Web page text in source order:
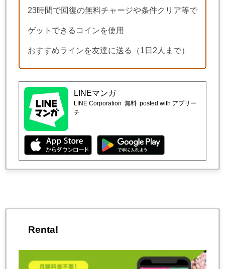
23時間で回復の無料チャージや条件クリア等で
ゲットできるコインを使用
おすすめラインを友達に送る（1日2人まで）
LINEマンガ
LINE Corporation 無料 posted with アプリー
チ
Renta!